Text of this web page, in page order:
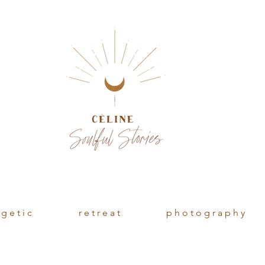
e t i c r e t r e a t p h o t o g r a p h y